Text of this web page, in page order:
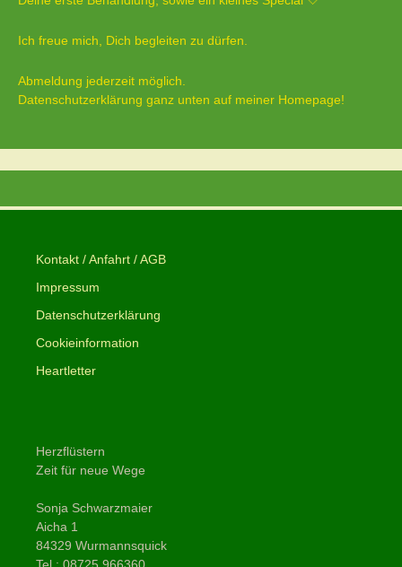
Ich freue mich, Dich begleiten zu dürfen.
Abmeldung jederzeit möglich.
Datenschutzerklärung ganz unten auf meiner Homepage!
Kontakt / Anfahrt / AGB
Impressum
Datenschutzerklärung
Cookieinformation
Heartletter
Herzflüstern
Zeit für neue Wege
Sonja Schwarzmaier
Aicha 1
84329 Wurmannsquick